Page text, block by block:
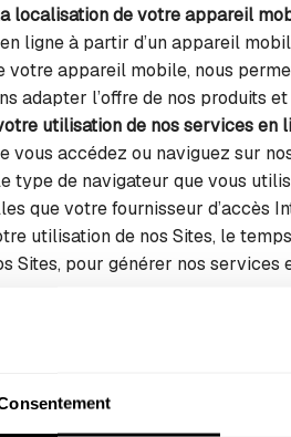
localisation de votre appareil
ligne à partir d’un appareil
votre appareil mobile, nous
adapter l’offre de nos produits
utilisation de nos services en
vous accédez ou naviguez sur
type de navigateur que vous
que votre fournisseur d’accès
utilisation de nos Sites, le
Sites, pour générer nos
exemples de données
Si vous ne souhaitez pas
à nos Sites.
préalable, nous